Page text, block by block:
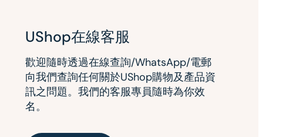
UShop在線客服
歡迎隨時透過在線查詢/WhatsApp/電郵
向我們查詢任何關於UShop購物及產品資
訊之問題。我們的客服專員隨時為你效
名。